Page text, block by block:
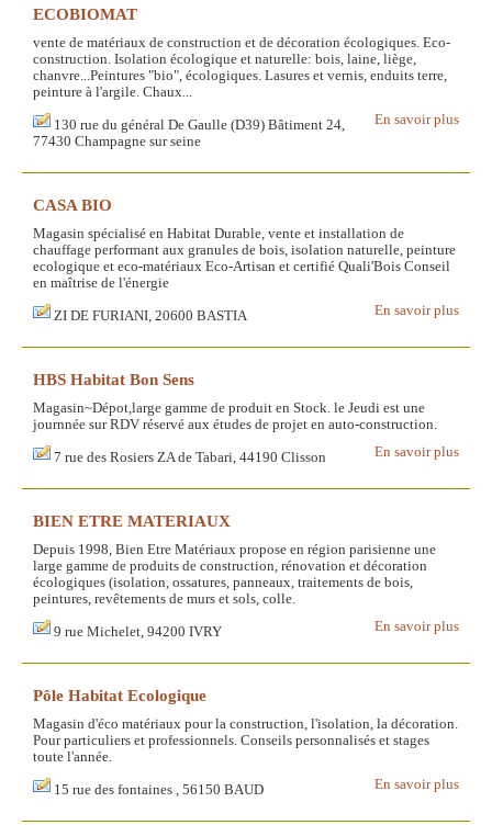
ECOBIOMAT
vente de matériaux de construction et de décoration écologiques. Eco-
construction. Isolation écologique et naturelle: bois, laine, liège,
chanvre...Peintures "bio", écologiques. Lasures et vernis, enduits terre,
peinture à l'argile. Chaux...
En savoir plus
130 rue du général De Gaulle (D39) Bâtiment 24,
77430 Champagne sur seine
CASA BIO
Magasin spécialisé en Habitat Durable, vente et installation de
chauffage performant aux granules de bois, isolation naturelle, peinture
ecologique et eco-matériaux Eco-Artisan et certifié Quali'Bois Conseil
en maîtrise de l'énergie
En savoir plus
ZI DE FURIANI, 20600 BASTIA
HBS Habitat Bon Sens
Magasin~Dépot,large gamme de produit en Stock. le Jeudi est une
journnée sur RDV réservé aux études de projet en auto-construction.
En savoir plus
7 rue des Rosiers ZA de Tabari, 44190 Clisson
BIEN ETRE MATERIAUX
Depuis 1998, Bien Etre Matériaux propose en région parisienne une
large gamme de produits de construction, rénovation et décoration
écologiques (isolation, ossatures, panneaux, traitements de bois,
peintures, revêtements de murs et sols, colle.
En savoir plus
9 rue Michelet, 94200 IVRY
Pôle Habitat Ecologique
Magasin d'éco matériaux pour la construction, l'isolation, la décoration.
Pour particuliers et professionnels. Conseils personnalisés et stages
toute l'année.
En savoir plus
15 rue des fontaines , 56150 BAUD